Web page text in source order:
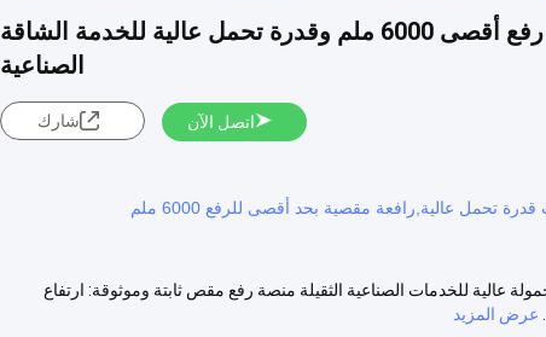
منصة رفع مقصية ثابتة بسطح مضاد للانزلاق، رفع أقصى 6000 ملم وقدرة تحمل عالية للخدمة الشاقة
الصناعية
اتصل الآن شارك
عالية,رافعة مقصية بحد أقصى للرفع 6000 ملم
، 6000 مم أقصى رفع وقدرة حمولة عالية للخدمات الصناعية الثقيلة منصة رفع مقص ثابتة وموثوقة: ارتفاع
عرض المزيد